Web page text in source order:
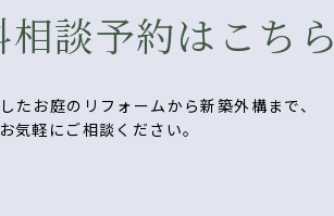
相談予約はこちら
たお庭のリフォームから新築外構まで、
気軽にご相談ください。